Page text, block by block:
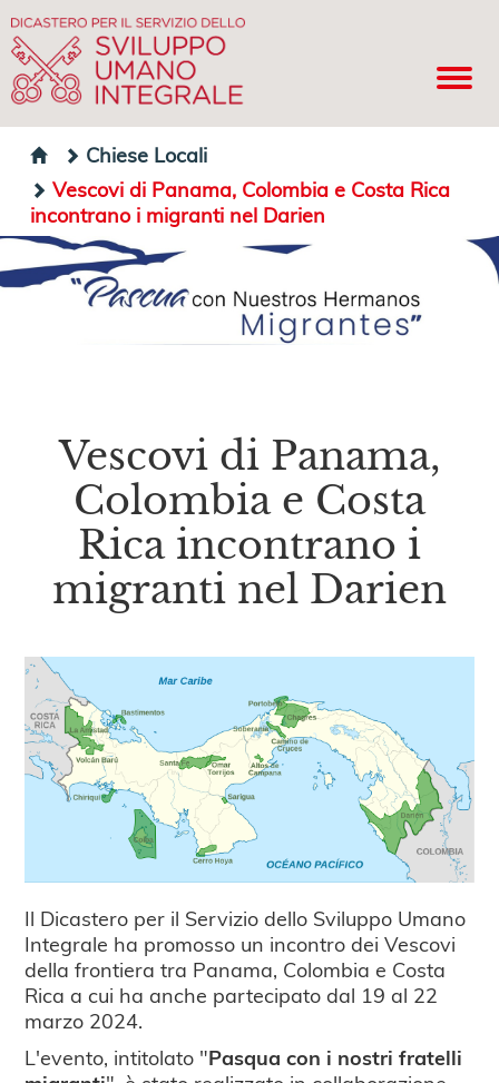
Chiese Locali
Vescovi di Panama, Colombia e Costa Rica
incontrano i migranti nel Darien
Vescovi di Panama,
Colombia e Costa
Rica incontrano i
migranti nel Darien
Il Dicastero per il Servizio dello Sviluppo Umano
Integrale ha promosso un incontro dei Vescovi
della frontiera tra Panama, Colombia e Costa
Rica a cui ha anche partecipato dal 19 al 22
marzo 2024.
L'evento, intitolato "Pasqua con i nostri fratelli